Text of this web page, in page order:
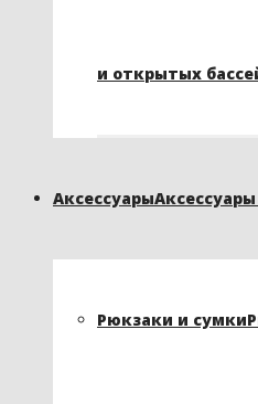
и открытых
Аксессуары
Рюкзаки и сумки